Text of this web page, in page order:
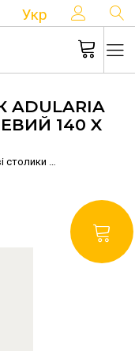
Укр
140 X
столики